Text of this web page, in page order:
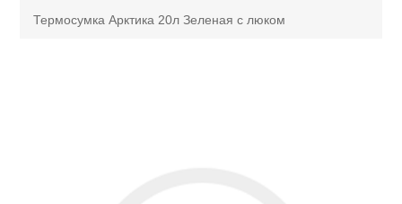
Термосумка Арктика 20л Зеленая с люком